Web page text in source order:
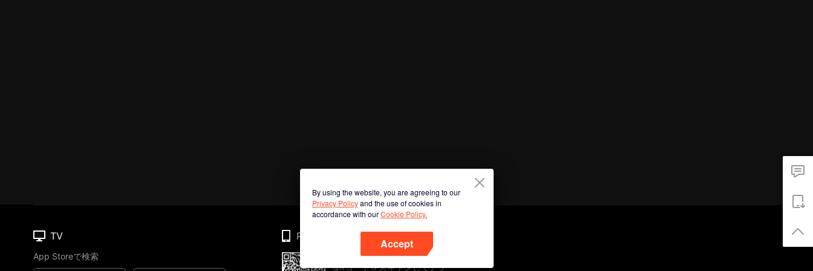
By using the website, you are agreeing to our
Privacy Policyand the use of cookies in
accordance with ourCookie Policy.
Accept
TV
App Storeで検索
Phone
QRコードをスキャンしてアプ